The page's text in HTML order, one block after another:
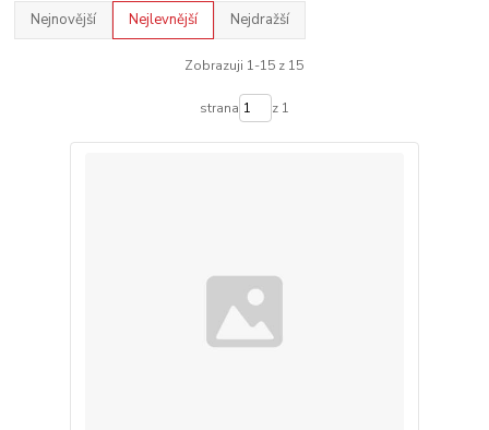
Nejnovější Nejlevnější Nejdražší
Zobrazuji 1-15 z 15
strana z 1